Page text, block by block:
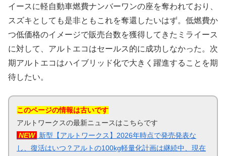
イースに軽自動車燃費ナンバーワンの座を奪われており、
スズキとしても是非ともこれを奪還したいはず。低燃費か
つ低価格のイメージで販売台数を獲得してきたミライース
に対して、アルトエコはセールス的に成功しなかった。次
期アルトエコはハイブリッド化で大きく躍進することを期
待したい。
このページの情報は古いです
アルトワークスの最新ニュースはこちらです
NEW 新型【アルトワークス】2026年時点で発売発表な
し、復活はいつ？アルトの100kg軽量化計画は継続中、現在